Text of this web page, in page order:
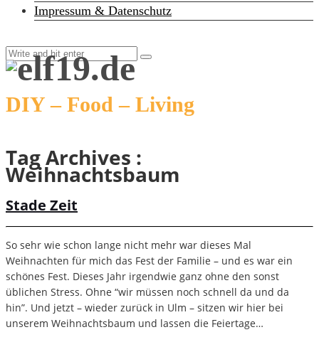
Impressum & Datenschutz
DIY – Food – Living
Tag Archives :
Weihnachtsbaum
Stade Zeit
So sehr wie schon lange nicht mehr war dieses Mal
Weihnachten für mich das Fest der Familie – und es war ein
schönes Fest. Dieses Jahr irgendwie ganz ohne den sonst
üblichen Stress. Ohne “wir müssen noch schnell da und da
hin”. Und jetzt – wieder zurück in Ulm – sitzen wir hier bei
unserem Weihnachtsbaum und lassen die Feiertage…